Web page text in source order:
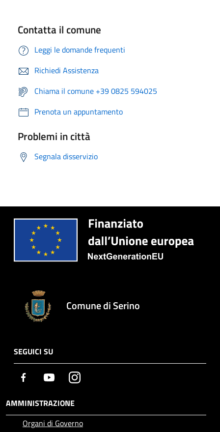
Contatta il comune
Leggi le domande frequenti
Richiedi Assistenza
Chiama il comune +39 0825 594025
Prenota un appuntamento
Problemi in città
Segnala disservizio
Comune di Serino
SEGUICI SU
Facebook YoutubeInstagram
AMMINISTRAZIONE
Organi di Governo